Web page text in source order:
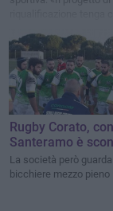
Rugby Corato,
Santeramo è
La società però guarda
bicchiere mezzo pieno